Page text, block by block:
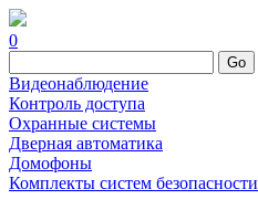
0
Go
Видеонаблюдение
Контроль доступа
Охранные системы
Дверная автоматика
Домофоны
Комплекты систем безопасности